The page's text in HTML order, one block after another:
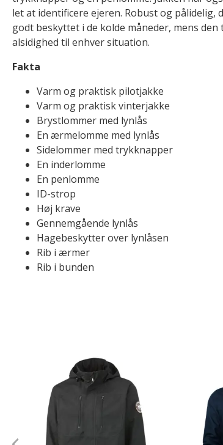
let at identificere ejeren. Robust og pålidelig,
godt beskyttet i de kolde måneder, mens
alsidighed til enhver situation.
Fakta
Varm og praktisk pilotjakke
Varm og praktisk vinterjakke
Brystlommer med lynlås
En ærmelomme med lynlås
Sidelommer med trykknapper
En inderlomme
En penlomme
ID-strop
Høj krave
Gennemgående lynlås
Hagebeskytter over lynlåsen
Rib i ærmer
Rib i bunden